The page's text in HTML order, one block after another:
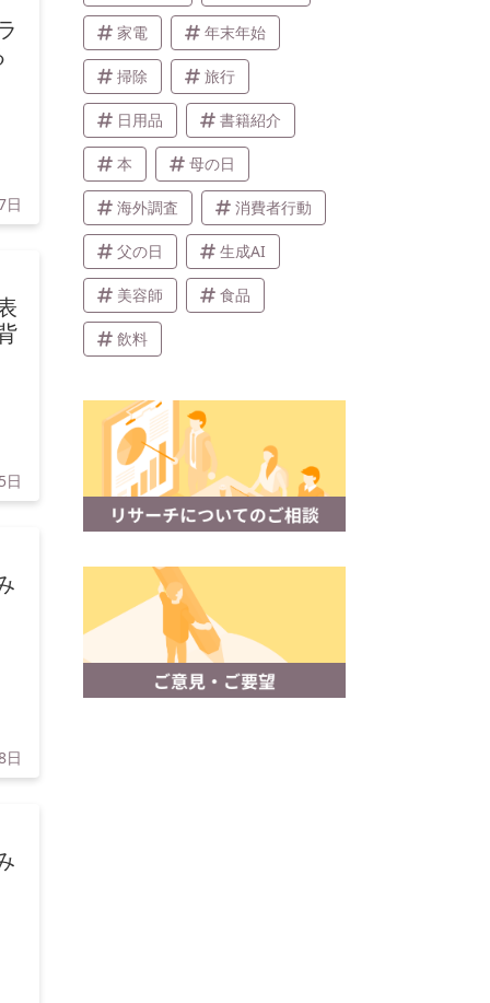
日
日
日
家電 年末年始
掃除 旅行
日用品 書籍紹介
本 母の日
海外調査 消費者行動
父の日 生成AI
美容師 食品
飲料